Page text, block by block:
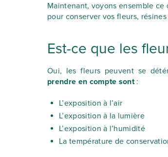
Maintenant, voyons ensemble
pour conserver vos fleurs,
Est-ce que les
Oui, les fleurs peuvent se
prendre en compte sont:
L’exposition à l’air
L’exposition à la lumière
L’exposition à l’humidité
La température de